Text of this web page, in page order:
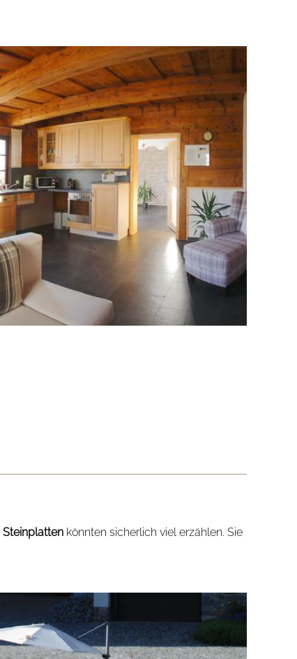
Steinplatten könnten sicherlich viel erzählen. Sie